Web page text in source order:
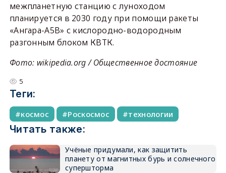
межпланетную станцию с луноходом
планируется в 2030 году при помощи ракеты
«Ангара-А5В» с кислородно-водородным
разгонным блоком КВТК.
Фото: wikipedia.org / Общественное достояние
5
Теги:
космос Роскосмос технологии
Читать также:
Учёные придумали, как защитить
планету от магнитных бурь и солнечного
супершторма